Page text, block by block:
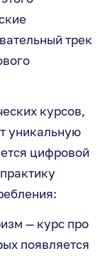
трек
курсов,
уникальную
цифровой
— курс про
появляется